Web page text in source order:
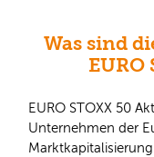
Was sind
EURO
EURO STOXX 50
Unternehmen der